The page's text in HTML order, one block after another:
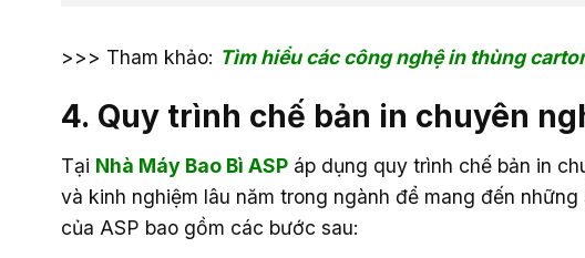
>>> Tham khảo: Tìm hiểu các công nghệ in thùng
4. Quy trình chế bản in chuyên
Tại Nhà Máy Bao Bì ASP áp dụng quy trình chế bản in
và kinh nghiệm lâu năm trong ngành để mang đến
của ASP bao gồm các bước sau: